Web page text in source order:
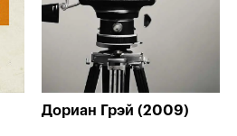
Дориан Грэй (2009)